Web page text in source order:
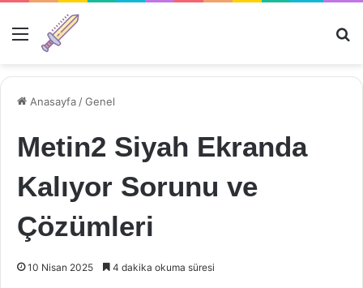
Menü
Anasayfa /Genel
Metin2 Siyah Ekranda
Kalıyor Sorunu ve
Çözümleri
10 Nisan 2025 4 dakika okuma süresi